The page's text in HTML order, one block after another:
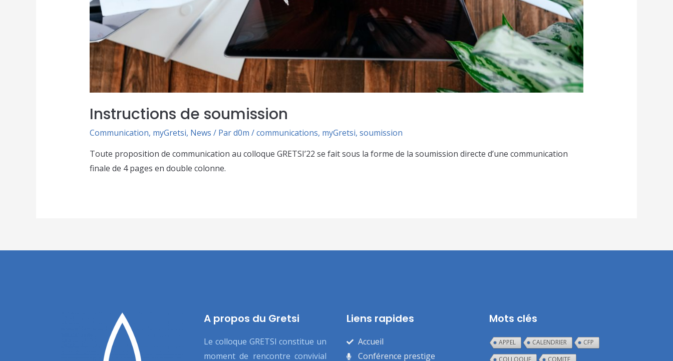
Instructions de soumission
Communication, myGretsi, News / Pard0m /communications, myGretsi, soumission
Toute proposition de communication au colloque GRETSI’22 se fait sous la forme de la soumission directe d’une communication
finale de 4 pages en double colonne.
A propos du Gretsi
Le colloque GRETSI constitue un
moment de rencontre convivial
Liens rapides
Accueil
Conférence prestige
Mots clés
APPEL CALENDRIER
CFP